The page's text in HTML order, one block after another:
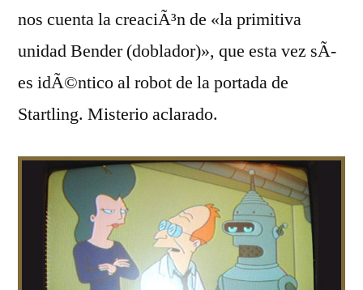
nos cuenta la creaciÃ³n de «la primitiva
unidad Bender (doblador)», que esta vez sÃ­
es idÃ©ntico al robot de la portada de
Startling. Misterio aclarado.